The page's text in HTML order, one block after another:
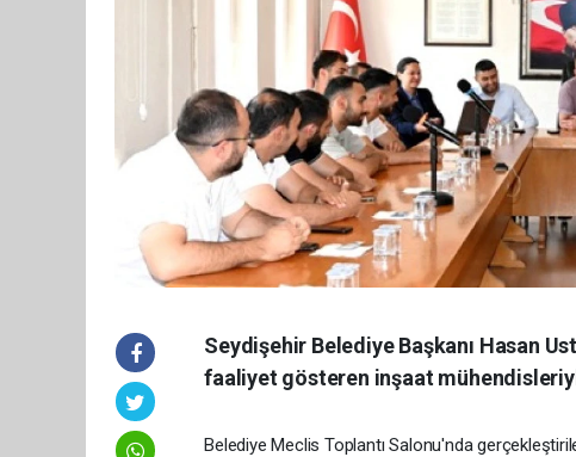
Seydişehir Belediye Başkanı Hasan
faaliyet gösteren inşaat
Belediye Meclis Toplantı Salonu'nda